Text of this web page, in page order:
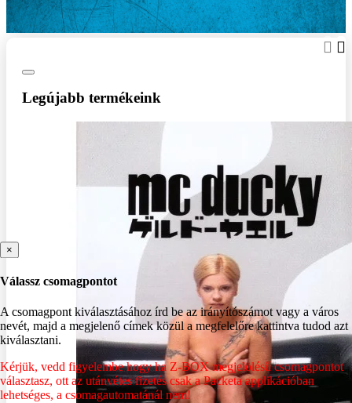
Legújabb termékeink
×
Válassz csomagpontot
A csomagpont kiválasztásához írd be az irányítószámot vagy a város
nevét, majd a megjelenő címek közül a megfelelőre kattintva tudod azt
kiválasztani.
Kérjük, vedd figyelembe hogy ha Z-BOX megjelölésű csomagpontot
választasz, ott az utánvétes fizetés csak a Packeta applikációban
lehetséges, a csomagautomatánál nem!